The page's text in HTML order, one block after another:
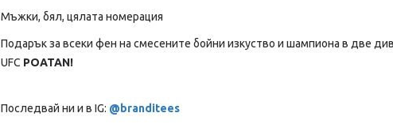
Мъжки, бял, цялата номерация
Подарък за всеки фен на смесените бойни изкуство и шампиона в две
UFC POATAN!
Последвай ни и в IG: @branditees